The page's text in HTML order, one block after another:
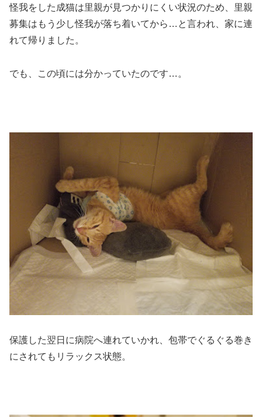
怪我をした成猫は里親が見つかりにくい状況のため、里親
募集はもう少し怪我が落ち着いてから…と言われ、家に連
れて帰りました。
でも、この頃には分かっていたのです…。
保護した翌日に病院へ連れていかれ、包帯でぐるぐる巻き
にされてもリラックス状態。